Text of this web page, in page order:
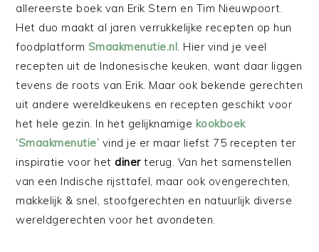
allereerste boek van Erik Stern en Tim Nieuwpoort.
Het duo maakt al jaren verrukkelijke recepten op hun
foodplatform Smaakmenutie.nl . Hier vind je veel
recepten uit de Indonesische keuken, want daar liggen
tevens de roots van Erik. Maar ook bekende gerechten
uit andere wereldkeukens en recepten geschikt voor
het hele gezin. In het gelijknamige kookboek
‘Smaakmenutie’ vind je er maar liefst 75 recepten ter
inspiratie voor hetdinerterug. Van het samenstellen
van een Indische rijsttafel, maar ook ovengerechten,
makkelijk & snel, stoofgerechten en natuurlijk diverse
wereldgerechten voor het avondeten.